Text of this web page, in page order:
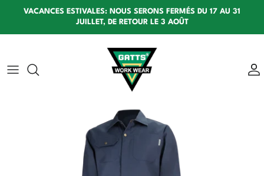
Aller au contenu
VACANCES ESTIVALES: NOUS SERONS FERMÉS DU 17 AU 31
JUILLET, DE RETOUR LE 3 AOÛT
Passer aux informations produits